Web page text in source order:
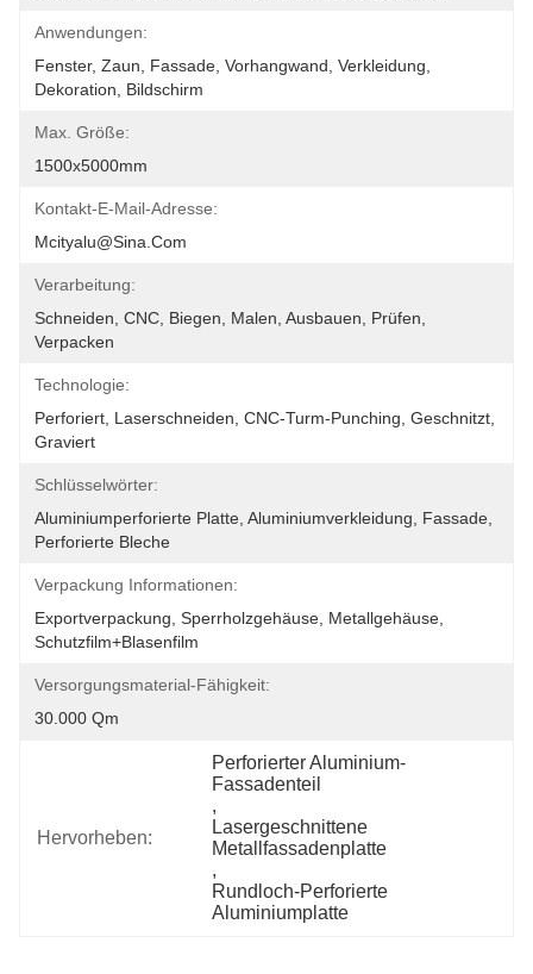
Anwendungen:
Fenster, Zaun, Fassade, Vorhangwand, Verkleidung,
Dekoration, Bildschirm
Max. Größe:
1500x5000mm
Kontakt-E-Mail-Adresse:
Mcityalu@sina.com
Verarbeitung:
Schneiden, CNC, Biegen, Malen, Ausbauen, Prüfen,
Verpacken
Technologie:
Perforiert, Laserschneiden, CNC-Turm-Punching, Geschnitzt,
Graviert
Schlüsselwörter:
Aluminiumperforierte Platte, Aluminiumverkleidung, Fassade,
Perforierte Bleche
Verpackung Informationen:
Exportverpackung, Sperrholzgehäuse, Metallgehäuse,
Schutzfilm+Blasenfilm
Versorgungsmaterial-Fähigkeit:
30.000 Qm
Hervorheben:
Perforierter Aluminium-
Fassadenteil
,
Lasergeschnittene
Metallfassadenplatte
,
Rundloch-Perforierte
Aluminiumplatte